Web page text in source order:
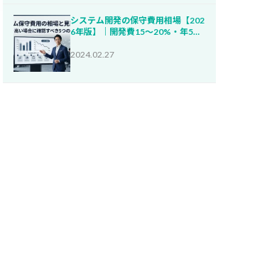
システム開発の保守費用相場【202
6年版】｜開発費15〜20%・年5
性チェック
2024.02.27